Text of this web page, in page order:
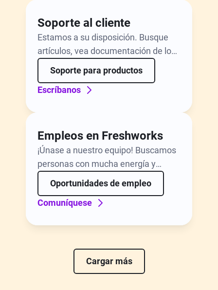
Soporte al cliente
Estamos a su disposición. Busque
artículos, vea documentación de los
productos o solicite ayuda de parte
de nuestro dedicado equipo de
expertos en productos.
Soporte para productos
Escríbanos
Empleos en Freshworks
¡Únase a nuestro equipo! Buscamos
personas con mucha energía y
motivación para cubrir puestos que
abarcan desde ingeniería a
marketing en más de doce sitios
Oportunidades de empleo
Comuníquese
Cargar más